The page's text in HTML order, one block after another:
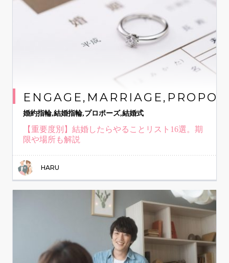
婚約指輪,結婚指輪,プロポーズ,結婚式
【重要度別】結婚したらやることリスト16選。期
限や場所も解説
HARU